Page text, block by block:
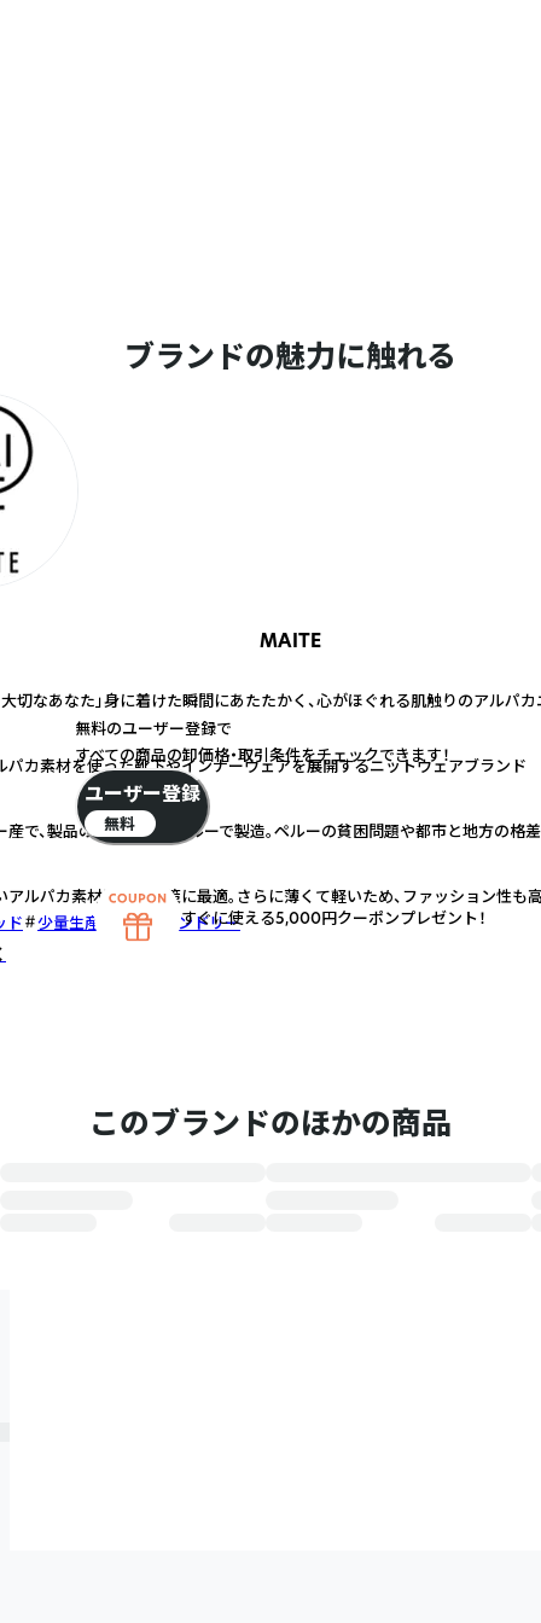
ブランドの魅力に触れる
MAITE
切なあなた」身に着けた瞬間にあたたかく、心がほぐれる肌触りのアルパ
パカ素材を使った靴下やインナーウェアを展開するニットウェアブランド
で、製品のほとんどはペルーで製造。ペルーの貧困問題や都市と地方の格
ルパカ素材は冷え対策に最適。さらに薄くて軽いため、ファッション性も
ド
少量生産
エコフレンドリー
このブランドのほかの商品
無料のユーザー登録で
すべての商品の卸価格・取引条件をチェックできます！
ユーザー登録
無料
すぐに使える5,000円クーポンプレゼント！